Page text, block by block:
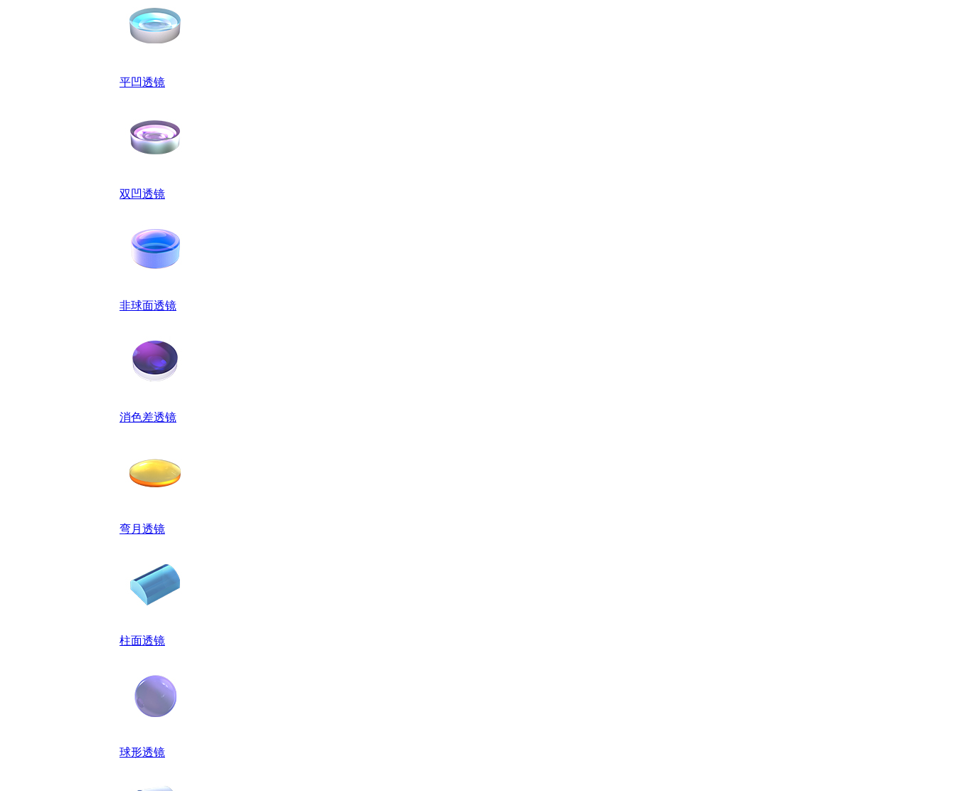
平凹透镜
双凹透镜
非球面透镜
消色差透镜
弯月透镜
柱面透镜
球形透镜